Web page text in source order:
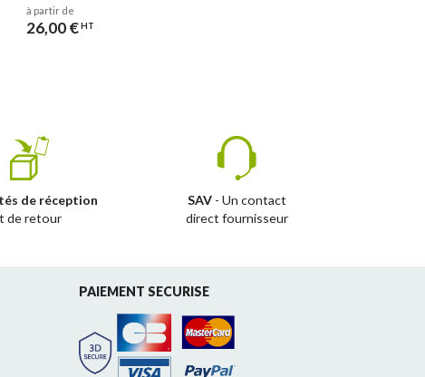
à partir de
26,00 €HT
de réception
de retour
SAV- Un contact
direct fournisseur
PAIEMENT SECURISE